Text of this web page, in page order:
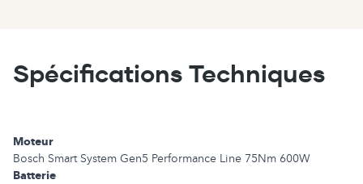
Spécifications Techniques
Moteur
Bosch Smart System Gen5 Performance Line 75Nm 600W
Batterie